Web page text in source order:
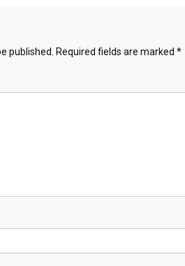
published. Required fields are marked *